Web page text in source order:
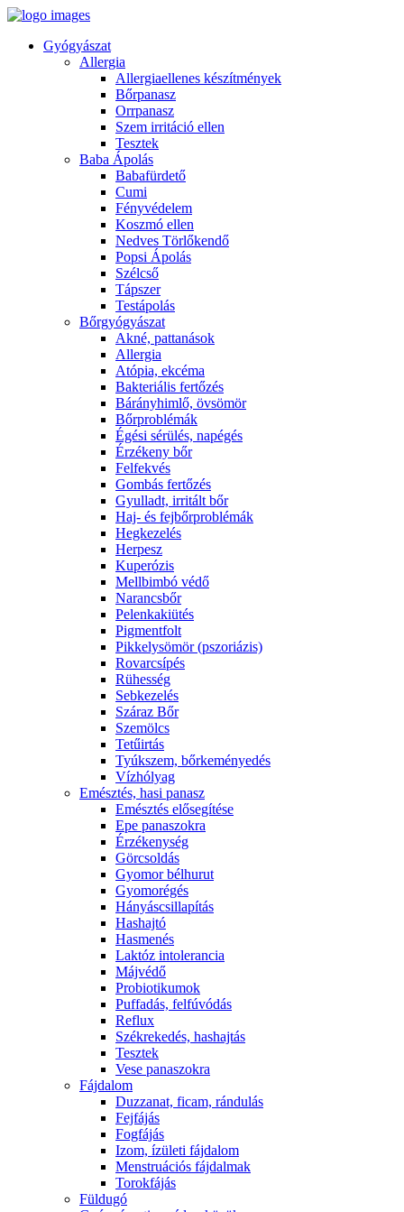
Gyógyászat
Allergia
Allergiaellenes készítmények
Bőrpanasz
Orrpanasz
Szem irritáció ellen
Tesztek
Baba Ápolás
Babafürdető
Cumi
Fényvédelem
Koszmó ellen
Nedves Törlőkendő
Popsi Ápolás
Szélcső
Tápszer
Testápolás
Bőrgyógyászat
Akné, pattanások
Allergia
Atópia, ekcéma
Bakteriális fertőzés
Bárányhimlő, övsömör
Bőrproblémák
Égési sérülés, napégés
Érzékeny bőr
Felfekvés
Gombás fertőzés
Gyulladt, irritált bőr
Haj- és fejbőrproblémák
Hegkezelés
Herpesz
Kuperózis
Mellbimbó védő
Narancsbőr
Pelenkakiütés
Pigmentfolt
Pikkelysömör (pszoriázis)
Rovarcsípés
Rühesség
Sebkezelés
Száraz Bőr
Szemölcs
Tetűirtás
Tyúkszem, bőrkeményedés
Vízhólyag
Emésztés, hasi panasz
Emésztés elősegítése
Epe panaszokra
Érzékenység
Görcsoldás
Gyomor bélhurut
Gyomorégés
Hányáscsillapítás
Hashajtó
Hasmenés
Laktóz intolerancia
Májvédő
Probiotikumok
Puffadás, felfúvódás
Reflux
Székrekedés, hashajtás
Tesztek
Vese panaszokra
Fájdalom
Duzzanat, ficam, rándulás
Fejfájás
Fogfájás
Izom, ízületi fájdalom
Menstruációs fájdalmak
Torokfájás
Füldugó